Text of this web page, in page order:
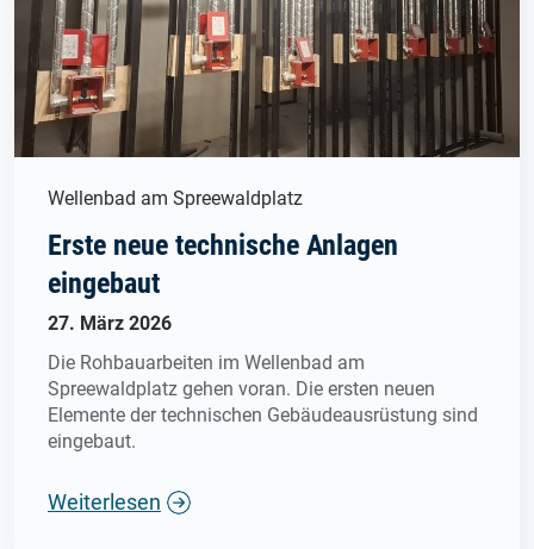
Wellenbad am Spreewaldplatz
Erste neue technische Anlagen
eingebaut
27. März 2026
Die Rohbauarbeiten im Wellenbad am
Spreewaldplatz gehen voran. Die ersten neuen
Elemente der technischen Gebäudeausrüstung sind
eingebaut.
Weiterlesen